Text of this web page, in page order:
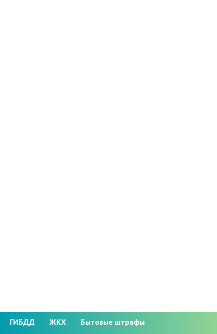
ГИБДД ЖКХ Бытовые штрафы